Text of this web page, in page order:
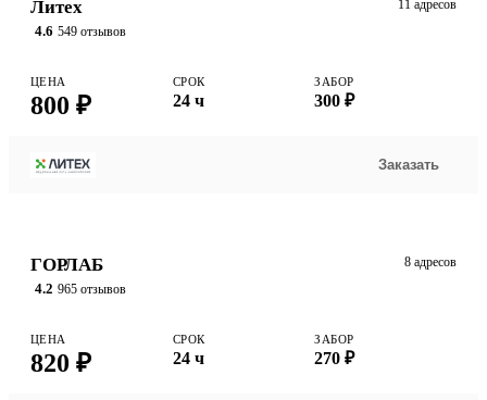
Литех
4.6 549 отзывов
11 адресов
ЦЕНА
800 ₽
СРОК
24 ч
ЗАБОР
300 ₽
Заказать
ГОРЛАБ
4.2 965 отзывов
8 адресов
ЦЕНА
820 ₽
СРОК
24 ч
ЗАБОР
270 ₽